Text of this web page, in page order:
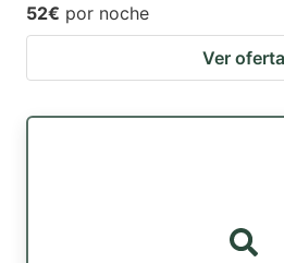
52€ por noche
Ver oferta